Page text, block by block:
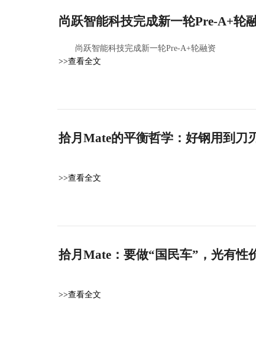
尚跃智能科技完成新一轮Pre-A+轮
尚跃智能科技完成新一轮Pre-A+轮融资
>>查看全文
拾月Mate的平衡哲学：好钢用到刀
>>查看全文
拾月Mate：要做“国民车”，光有性
>>查看全文